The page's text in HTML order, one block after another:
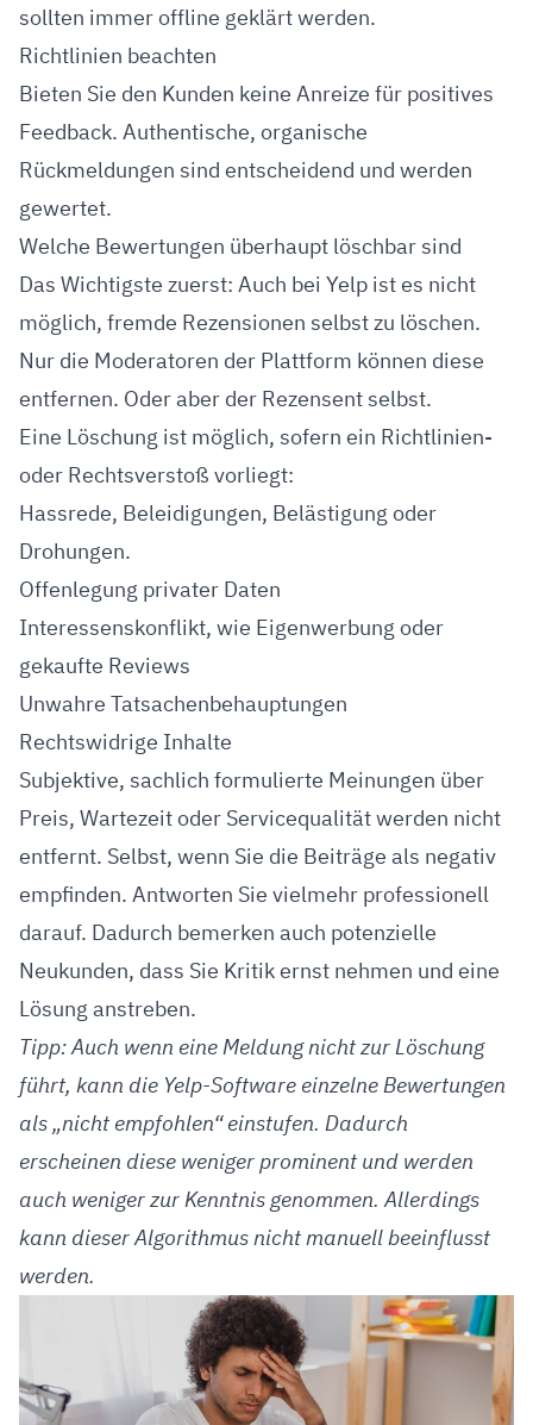
sollten immer offline geklärt werden.
Richtlinien beachten
Bieten Sie den Kunden keine Anreize für positives
Feedback. Authentische, organische
Rückmeldungen sind entscheidend und werden
gewertet.
Welche Bewertungen überhaupt löschbar sind
Das Wichtigste zuerst: Auch bei Yelp ist es nicht
möglich, fremde Rezensionen selbst zu löschen.
Nur die Moderatoren der Plattform können diese
entfernen. Oder aber der Rezensent selbst.
Eine Löschung ist möglich, sofern ein Richtlinien-
oder Rechtsverstoß vorliegt:
Hassrede, Beleidigungen, Belästigung oder
Drohungen.
Offenlegung privater Daten
Interessenskonflikt, wie Eigenwerbung oder
gekaufte Reviews
Unwahre Tatsachenbehauptungen
Rechtswidrige Inhalte
Subjektive, sachlich formulierte Meinungen über
Preis, Wartezeit oder Servicequalität werden nicht
entfernt. Selbst, wenn Sie die Beiträge als negativ
empfinden. Antworten Sie vielmehr professionell
darauf. Dadurch bemerken auch potenzielle
Neukunden, dass Sie Kritik ernst nehmen und eine
Lösung anstreben.
Tipp: Auch wenn eine Meldung nicht zur Löschung
führt, kann die Yelp-Software einzelne Bewertungen
als „nicht empfohlen“ einstufen. Dadurch
erscheinen diese weniger prominent und werden
auch weniger zur Kenntnis genommen. Allerdings
kann dieser Algorithmus nicht manuell beeinflusst
werden.